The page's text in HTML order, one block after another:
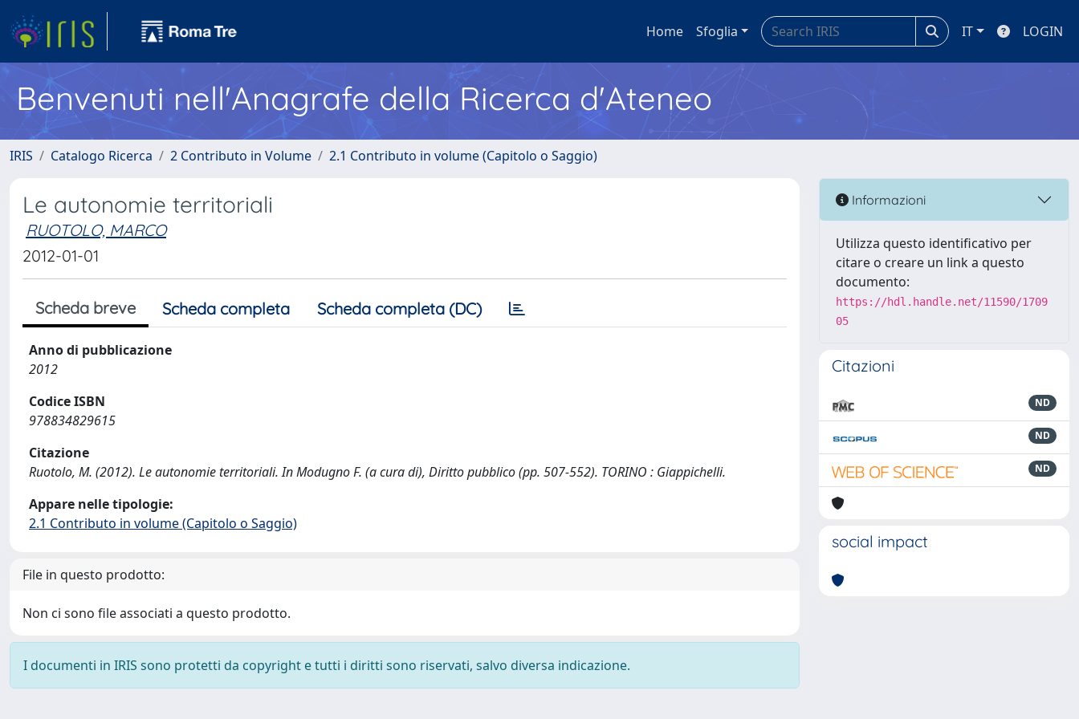
Home Sfoglia IT LOGIN
Benvenuti nell'Anagrafe della Ricerca d'Ateneo
IRIS Catalogo Ricerca 2 Contributo in Volume 2.1 Contributo in volume (Capitolo o Saggio)
Le autonomie territoriali
RUOTOLO, MARCO
2012-01-01
Scheda breve Scheda completa Scheda completa (DC)
Anno di pubblicazione
2012
Codice ISBN
978834829615
Citazione
Ruotolo, M. (2012). Le autonomie territoriali. In Modugno F. (a cura di), Diritto pubblico (pp. 507-552). TORINO : Giappichelli.
Appare nelle tipologie:
2.1 Contributo in volume (Capitolo o Saggio)
File in questo prodotto:
Non ci sono file associati a questo prodotto.
I documenti in IRIS sono protetti da copyright e tutti i diritti sono riservati, salvo diversa indicazione.
Informazioni
Utilizza questo identificativo per
citare o creare un link a questo
documento:
https://hdl.handle.net/11590/1709
05
Citazioni
ND
ND
ND
social impact